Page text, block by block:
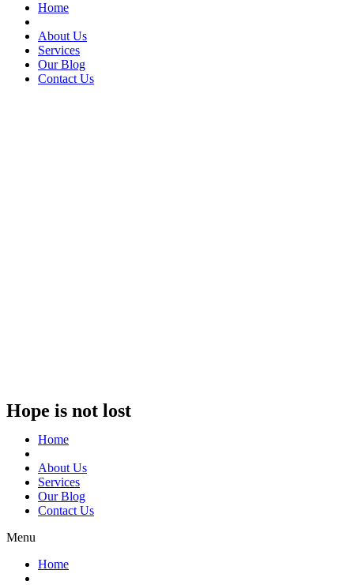
Home
About Us
Services
Our Blog
Contact Us
Hope is not lost
Home
About Us
Services
Our Blog
Contact Us
Menu
Home